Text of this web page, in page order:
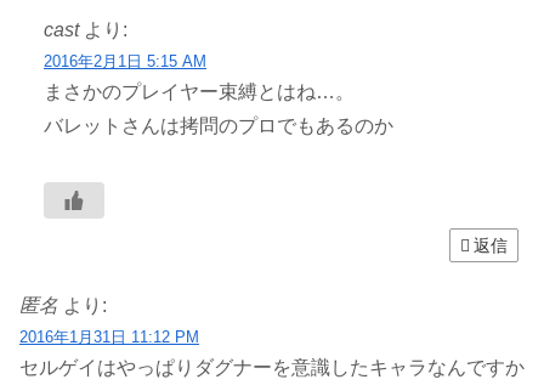
cast より:
2016年2月1日 5:15 AM
まさかのプレイヤー束縛とはね…。
バレットさんは拷問のプロでもあるのか
返信
匿名 より:
2016年1月31日 11:12 PM
セルゲイはやっぱりダグナーを意識したキャラなんですか